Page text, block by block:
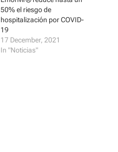
50% el riesgo de
hospitalización por COVID-
19
17 December, 2021
In "Noticias"